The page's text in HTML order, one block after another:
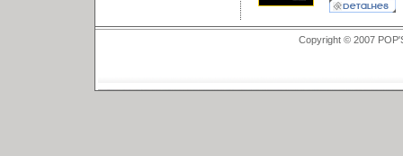
Copyright © 2007